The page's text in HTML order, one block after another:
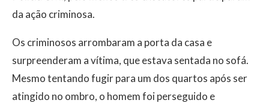
da ação criminosa.
Os criminosos arrombaram a porta da casa e
surpreenderam a vítima, que estava sentada no sofá.
Mesmo tentando fugir para um dos quartos após ser
atingido no ombro, o homem foi perseguido e